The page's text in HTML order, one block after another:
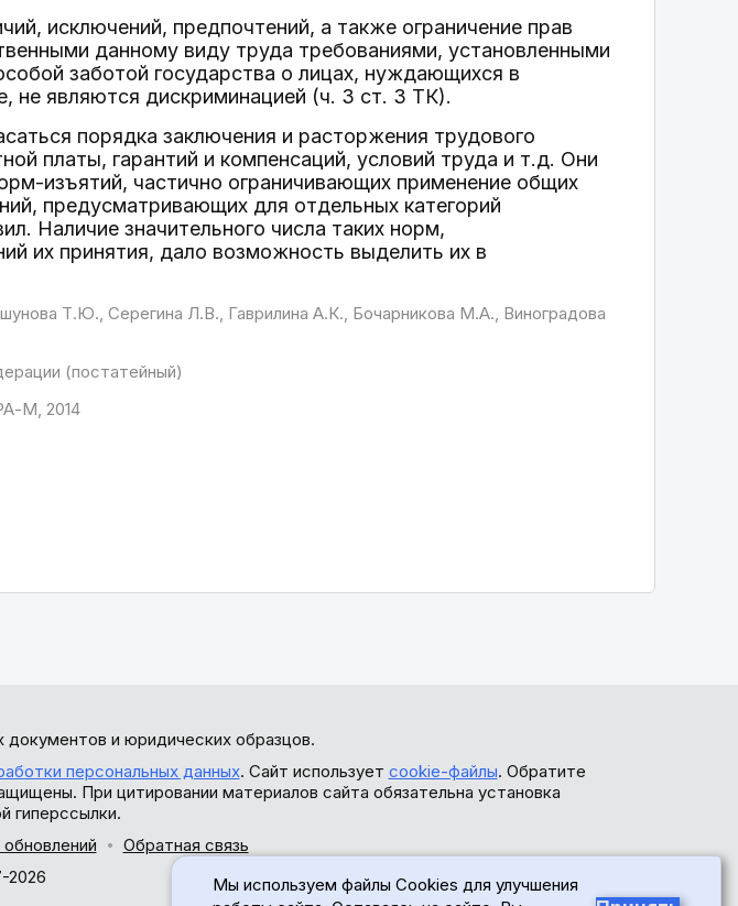
исключений, предпочтений, а также ограничение прав
данному виду труда требованиями, установленными
заботой государства о лицах, нуждающихся в
не являются дискриминацией (ч. 3 ст. 3 ТК).
порядка заключения и расторжения трудового
платы, гарантий и компенсаций, условий труда и т.д. Они
изъятий, частично ограничивающих применение общих
предусматривающих для отдельных категорий
Наличие значительного числа таких норм,
их принятия, дало возможность выделить их в
Т.Ю., Серегина Л.В., Гаврилина А.К., Бочарникова М.А., Виноградова
(постатейный)
М, 2014
и юридических образцов.
персональных данных. Сайт использует cookie-файлы. Обратите
При цитировании материалов сайта обязательна установка
гиперссылки.
Обратная связь
2026
Мы используем файлы Cookies для улучшения